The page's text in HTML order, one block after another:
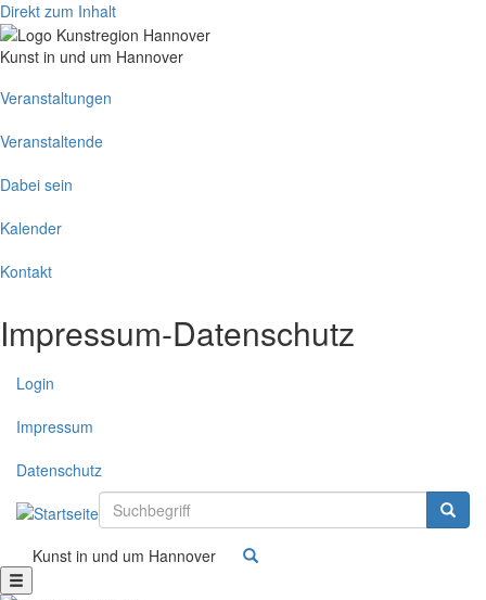
Direkt zum Inhalt
Kunst in und um Hannover
Main
navigation
Veranstaltungen
Veranstaltende
Dabei sein
Kalender
Kontakt
Impressum-Datenschutz
Login
Impressum
Datenschutz
Suchbegriff
Kunst in und um Hannover